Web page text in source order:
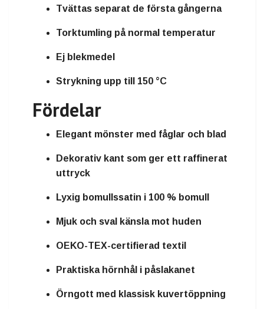
Tvättas separat de första gångerna
Torktumling på normal temperatur
Ej blekmedel
Strykning upp till 150 °C
Fördelar
Elegant mönster med fåglar och blad
Dekorativ kant som ger ett raffinerat
uttryck
Lyxig bomullssatin i 100 % bomull
Mjuk och sval känsla mot huden
OEKO-TEX-certifierad textil
Praktiska hörnhål i påslakanet
Örngott med klassisk kuvertöppning